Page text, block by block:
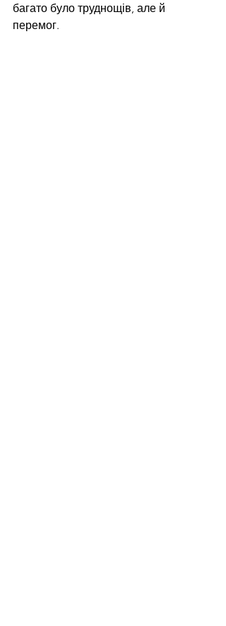
багато було труднощів, але й
перемог.